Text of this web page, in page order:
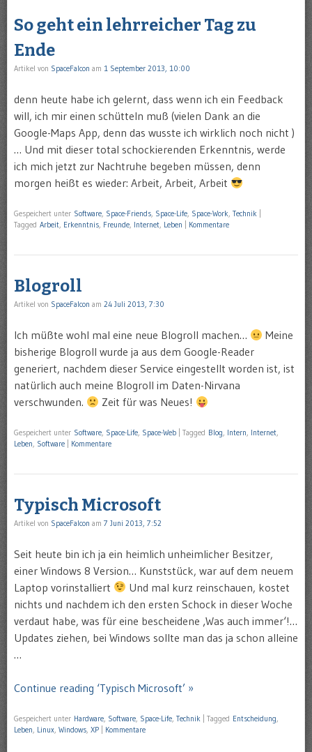
So geht ein lehrreicher Tag zu
Ende
Artikel von SpaceFalcon am 1 September 2013, 10:00
denn heute habe ich gelernt, dass wenn ich ein Feedback
will, ich mir einen schütteln muß (vielen Dank an die
Google-Maps App, denn das wusste ich wirklich noch nicht )
… Und mit dieser total schockierenden Erkenntnis, werde
ich mich jetzt zur Nachtruhe begeben müssen, denn
morgen heißt es wieder: Arbeit, Arbeit, Arbeit
Gespeichert unter Software, Space-Friends, Space-Life, Space-Work, Technik
Tagged Arbeit, Erkenntnis, Freunde, Internet, Leben Kommentare
Blogroll
Artikel von SpaceFalcon am 24 Juli 2013, 7:30
Ich müßte wohl mal eine neue Blogroll machen…
Meine
bisherige Blogroll wurde ja aus dem Google-Reader
generiert, nachdem dieser Service eingestellt worden ist, ist
natürlich auch meine Blogroll im Daten-Nirvana
verschwunden.
Zeit für was Neues!
Gespeichert unter Software, Space-Life, Space-Web Tagged Blog, Intern, Internet,
Leben, Software Kommentare
Typisch Microsoft
Artikel von SpaceFalcon am 7 Juni 2013, 7:52
Seit heute bin ich ja ein heimlich unheimlicher Besitzer,
einer Windows 8 Version… Kunststück, war auf dem neuem
Laptop vorinstalliert
Und mal kurz reinschauen, kostet
nichts und nachdem ich den ersten Schock in dieser Woche
verdaut habe, was für eine bescheidene ‚Was auch immer‘!…
Updates ziehen, bei Windows sollte man das ja schon alleine
…
Continue reading ‘Typisch Microsoft’ »
Gespeichert unter Hardware Software Space-Life Technik Tagged Entscheidung
Leben Linux Windows XP Kommentare